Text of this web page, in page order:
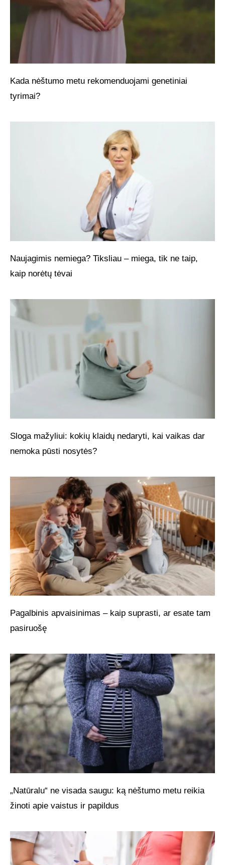
Kada nėštumo metu rekomenduojami genetiniai
tyrimai?
Naujagimis nemiega? Tiksliau – miega, tik ne taip,
kaip norėtų tėvai
Sloga mažyliui: kokių klaidų nedaryti, kai vaikas dar
nemoka pūsti nosytės?
Pagalbinis apvaisinimas – kaip suprasti, ar esate tam
pasiruošę
„Natūralu“ ne visada saugu: ką nėštumo metu reikia
žinoti apie vaistus ir papildus